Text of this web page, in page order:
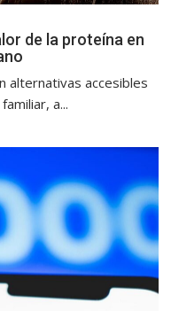
de la proteína en
alternativas accesibles
a...